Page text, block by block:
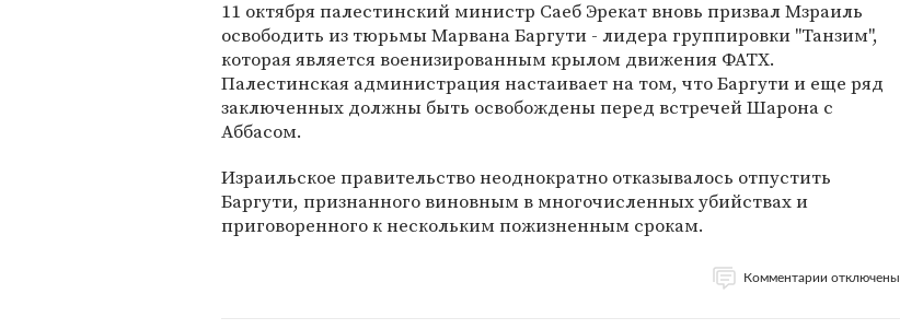
11 октября палестинский министр Саеб Эрекат вновь призвал Мзраиль
освободить из тюрьмы Марвана Баргути - лидера группировки "Танзим",
которая является военизированным крылом движения ФАТХ.
Палестинская администрация настаивает на том, что Баргути и еще ряд
заключенных должны быть освобождены перед встречей Шарона с
Аббасом.
Израильское правительство неоднократно отказывалось отпустить
Баргути, признанного виновным в многочисленных убийствах и
приговоренного к нескольким пожизненным срокам.
Комментарии отключены